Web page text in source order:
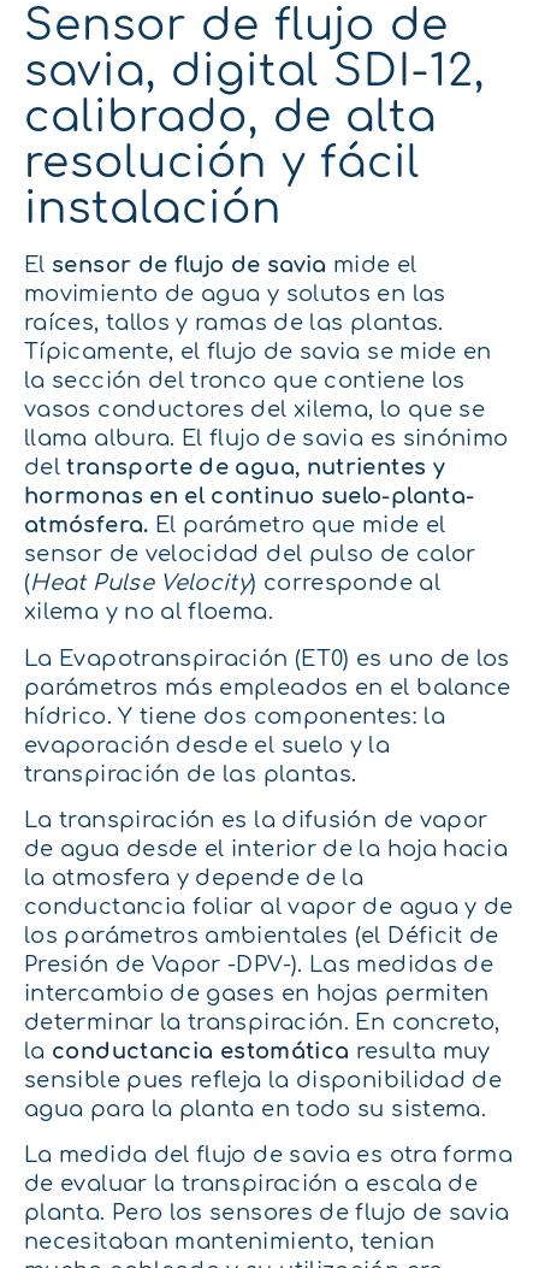
Sensor de flujo de
savia, digital SDI-12,
calibrado, de alta
resolución y fácil
instalación
El sensor de flujo de savia mide el
movimiento de agua y solutos en las
raíces, tallos y ramas de las plantas.
Típicamente, el flujo de savia se mide en
la sección del tronco que contiene los
vasos conductores del xilema, lo que se
llama albura. El flujo de savia es sinónimo
deltransporte de agua, nutrientes y
hormonas en el continuo suelo-planta-
atmósfera. El parámetro que mide el
sensor de velocidad del pulso de calor
(Heat Pulse Velocity) corresponde al
xilema y no al floema.
La Evapotranspiración (ET0) es uno de los
parámetros más empleados en el balance
hídrico. Y tiene dos componentes: la
evaporación desde el suelo y la
transpiración de las plantas.
La transpiración es la difusión de vapor
de agua desde el interior de la hoja hacia
la atmosfera y depende de la
conductancia foliar al vapor de agua y de
los parámetros ambientales (el Déficit de
Presión de Vapor -DPV-). Las medidas de
intercambio de gases en hojas permiten
determinar la transpiración. En concreto,
la conductancia estomática resulta muy
sensible pues refleja la disponibilidad de
agua para la planta en todo su sistema.
La medida del flujo de savia es otra forma
de evaluar la transpiración a escala de
planta. Pero los sensores de flujo de savia
necesitaban mantenimiento, tenian